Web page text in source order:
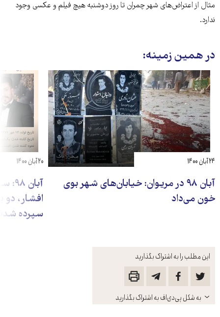
این مطلب را به اشتراک بگذارید
باز
کنید
به شکل پی‌دی‌اف به اشتراک بگذارید
مثال از اعتراض‌های شهر چمران تا روز دوشنبه هیچ فیلم و عکسی وجود
ندارد.
در همین زمینه:
آبان ۹۸ در مریوان: خیابان‌های شهر بوی
خون می‌داد
۲۴ آبان ۱۴۰۰
افشار، دو
سپرده
۲۰ آبان ۱۴۰۰